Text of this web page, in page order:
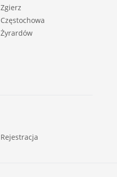
Zgierz
Częstochowa
Żyrardów
Rejestracja